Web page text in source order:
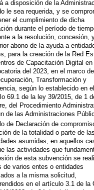
a disposición de la
le sea requerida, y se
el cumplimiento de dicha
durante el período de
a la resolución, concesión,
abono de la ayuda a
para la creación de la Red
de Capacitación Digital
del 2023, en el marco
Transformación y
según lo establecido en el
69.1 de la ley 39/2015, de 1
del Procedimiento
de las Administraciones
de Declaración de
de la totalidad o parte de las
asumidas, en aquellos
las actividades que
de esta subvención se
de varios entes o entidades
a la misma solicitud,
en el artículo 3.1 de la